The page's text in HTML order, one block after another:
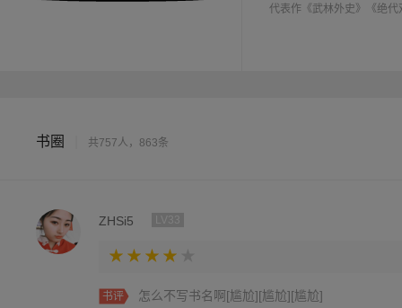
代表作《武林外史》《绝
书圈 共757人，863条
ZHSi5
书评 怎么不写书名啊[尴尬][尴尬][尴尬]